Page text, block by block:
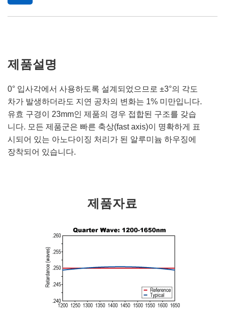
제품설명
0° 입사각에서 사용하도록 설계되었으므로 ±3°의 각도
차가 발생하더라도 지연 공차의 변화는 1% 미만입니다.
유효 구경이 23mm인 제품의 경우 접합된 구조를 갖습
니다. 모든 제품군은 빠른 축상(fast axis)이 명확하게 표
시되어 있는 아노다이징 처리가 된 알루미늄 하우징에
장착되어 있습니다.
제품자료